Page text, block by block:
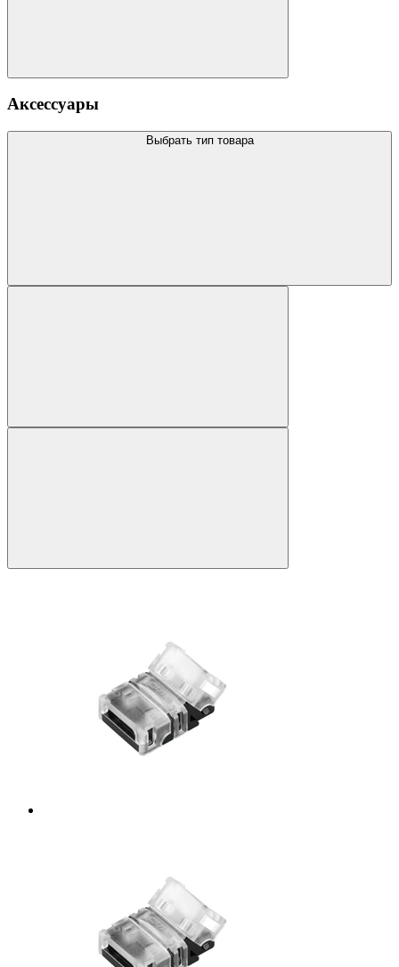
Аксессуары
Выбрать тип товара